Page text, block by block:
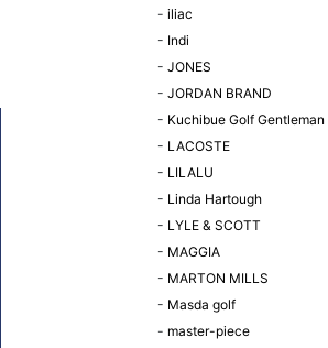
- iliac
- Indi
- JONES
- JORDAN BRAND
- Kuchibue Golf Gentleman
- LACOSTE
- LILALU
- Linda Hartough
- LYLE & SCOTT
- MAGGIA
- MARTON MILLS
- Masda golf
- master-piece